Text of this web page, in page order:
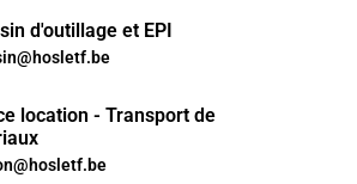
d'outillage et EPI
location - Transport de